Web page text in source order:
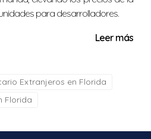
para desarrolladores.
Leer más
Extranjeros en Florida
Florida